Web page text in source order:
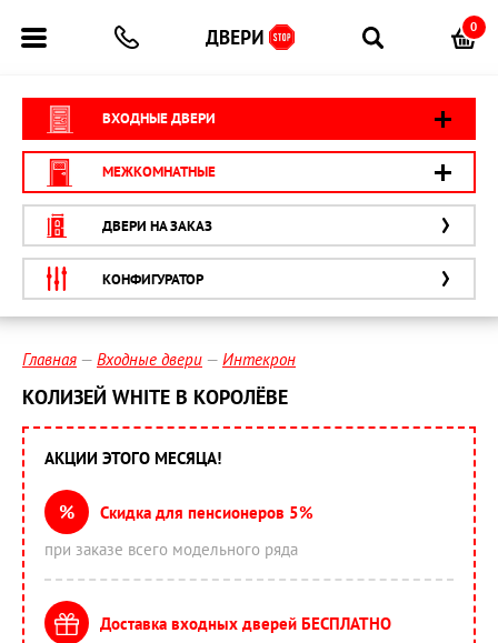
0
ВХОДНЫЕ ДВЕРИ
МЕЖКОМНАТНЫЕ
ДВЕРИ НА ЗАКАЗ
КОНФИГУРАТОР
Главная Входные двери Интекрон
КОЛИЗЕЙ WHITE В КОРОЛЁВЕ
АКЦИИ ЭТОГО МЕСЯЦА!
%
Скидка для пенсионеров 5%
при заказе всего модельного ряда
Доставка входных дверей БЕСПЛАТНО